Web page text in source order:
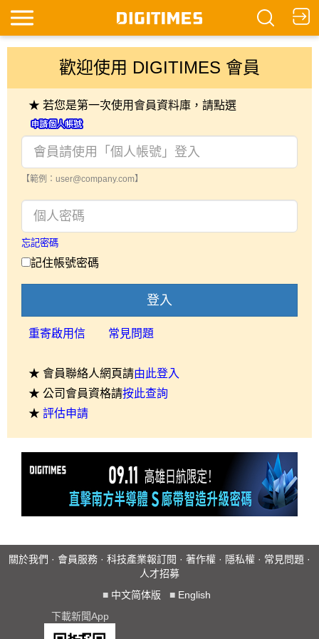
歡迎使用 DIGITIMES 會員
★ 若您是第一次使用會員資料庫，請點選
【範例：user@company.com】
忘記密碼
記住帳號密碼
登入
重寄啟用信 常見問題
★ 會員聯絡人網頁請由此登入
★ 公司會員資格請按此查詢
★ 評估申請
關於我們 · 會員服務 · 科技產業報訂閱 · 著作權 · 隱私權 · 常見問題 ·
人才招募
■ 中文简体版 ■ English
下載新聞App